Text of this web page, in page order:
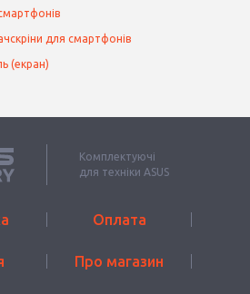
для смартфонів
(екран)
Комплектуючі
для техніки ASUS
Оплата
Про магазин